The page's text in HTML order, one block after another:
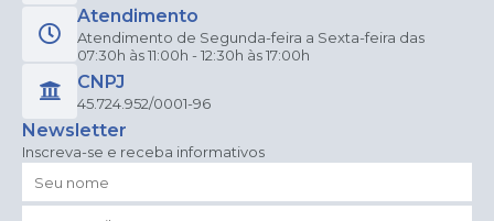
Atendimento
Atendimento de Segunda-feira a Sexta-feira das
07:30h às 11:00h - 12:30h às 17:00h
CNPJ
45.724.952/0001-96
Newsletter
Inscreva-se e receba informativos